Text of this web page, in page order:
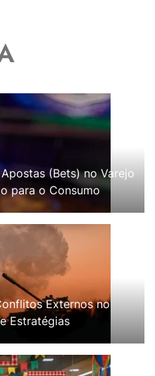
(Bets) no Varejo
para o Consumo
Externos no
Estratégias